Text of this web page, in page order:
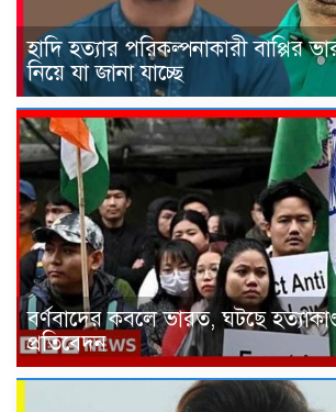
হাদি হত্যার পরিকল্পনাকারী বাপ্পির
নিয়ে যা জানা যাচ্ছে
বর্ণবাদের কবলে ভারত, ঘটছে
প্রতিবেদন